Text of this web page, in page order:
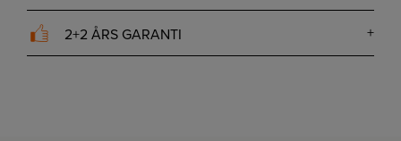
2+2 ÅRS GARANTI